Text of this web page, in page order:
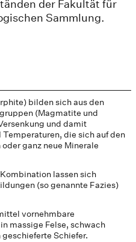
der Fakultät für
Sammlung.
bilden sich aus den
(Magmatite und
und damit
die sich auf den
ganz neue Minerale
lassen sich
(so genannte Fazies)
vornehmbare
massige Felse, schwach
Schiefer.